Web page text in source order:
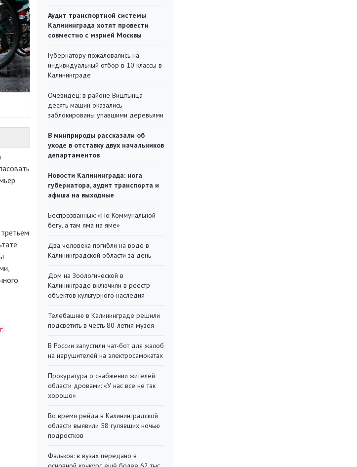
Аудит транспортной системы
Калининграда хотят провести
совместно с мэрией Москвы
Губернатору пожаловались на
индивидуальный отбор в 10 классы в
Калининграде
Очевидец: в районе Виштынца
десять машин оказались
заблокированы упавшими деревьями
В минприроды рассказали об
уходе в отставку двух начальников
департаментов
Новости Калининграда: нога
губернатора, аудит транспорта и
афиша на выходные
Беспрозванных: «По Коммунальной
бегу, а там яма на яме»
Два человека погибли на воде в
Калининградской области за день
Дом на Зоологической в
Калининграде включили в реестр
объектов культурного наследия
Телебашню в Калининграде решили
подсветить в честь 80-летия музея
В России запустили чат-бот для жалоб
на нарушителей на электросамокатах
Прокуратура о снабжении жителей
области дровами: «У нас все не так
хорошо»
Во время рейда в Калининградской
области выявили 58 гулявших ночью
подростков
Фальков: в вузах передано в